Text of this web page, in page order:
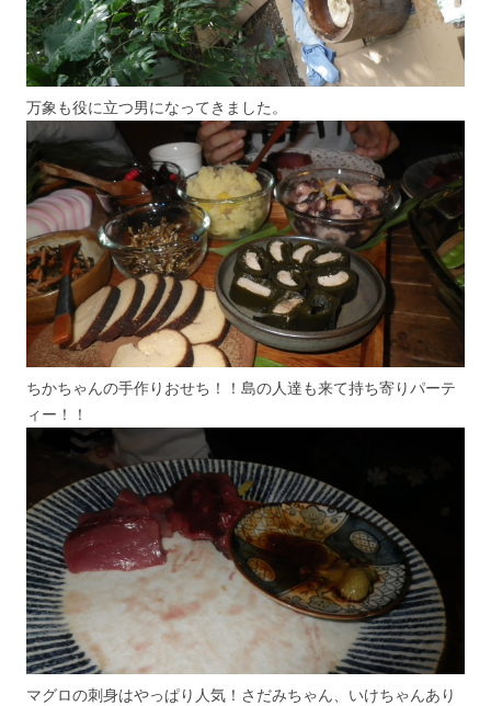
万象も役に立つ男になってきました。
ちかちゃんの手作りおせち！！島の人達も来て持ち寄りパーテ
ィー！！
マグロの刺身はやっぱり人気！さだみちゃん、いけちゃんあり